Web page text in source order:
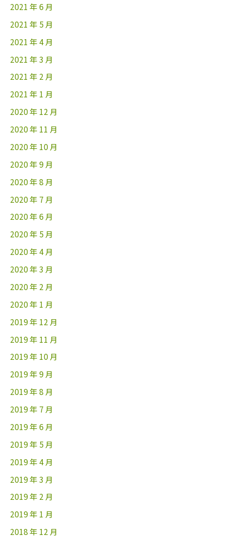
2021 年 6 月
2021 年 5 月
2021 年 4 月
2021 年 3 月
2021 年 2 月
2021 年 1 月
2020 年 12 月
2020 年 11 月
2020 年 10 月
2020 年 9 月
2020 年 8 月
2020 年 7 月
2020 年 6 月
2020 年 5 月
2020 年 4 月
2020 年 3 月
2020 年 2 月
2020 年 1 月
2019 年 12 月
2019 年 11 月
2019 年 10 月
2019 年 9 月
2019 年 8 月
2019 年 7 月
2019 年 6 月
2019 年 5 月
2019 年 4 月
2019 年 3 月
2019 年 2 月
2019 年 1 月
2018 年 12 月